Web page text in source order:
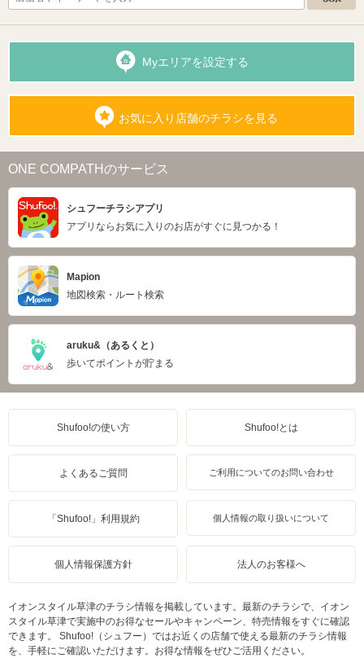
Myエリアを設定する
お気に入り店舗のチラシを見る
ONE COMPATHのサービス
シュフーチラシアプリ
アプリならお気に入りのお店がすぐに見つかる！
Mapion
地図検索・ルート検索
aruku&（あるくと）
歩いてポイントが貯まる
Shufoo!の使い方 Shufoo!とは
よくあるご質問 ご利用についてのお問い合わせ
「Shufoo!」利用規約 個人情報の取り扱いについて
個人情報保護方針 法人のお客様へ
イオンスタイル草津のチラシ情報を掲載しています。最新のチラシで、イオン
スタイル草津で実施中のお得なセールやキャンペーン、特売情報をすぐに確認
できます。 Shufoo!（シュフー）ではお近くの店舗で使える最新のチラシ情報
を、手軽にご確認いただけます。お得な情報をぜひご活用ください。